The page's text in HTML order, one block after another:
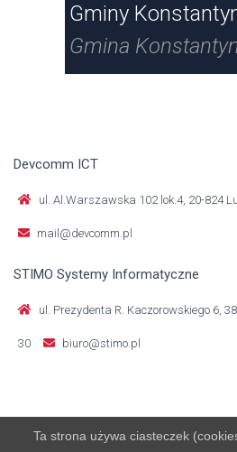
Gminy
Gmina
Devcomm ICT
ul. Al.Warszawska 102 lok.4, 20-824
mail@devcomm.pl
STIMO Systemy Informatyczne
ul. Prezydenta R. Kaczorowskiego 6,
30 biuro@stimo.pl
Ta strona używa ciasteczek